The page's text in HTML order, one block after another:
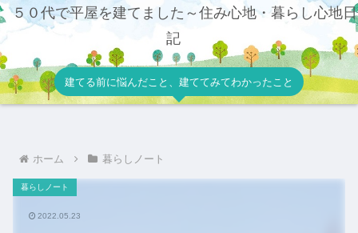
５０代で平屋を建てました～住み心地・暮らし心地日
記
建てる前に悩んだこと、建ててみてわかったこと
ホーム 暮らしノート
暮らしノート
2022.05.23